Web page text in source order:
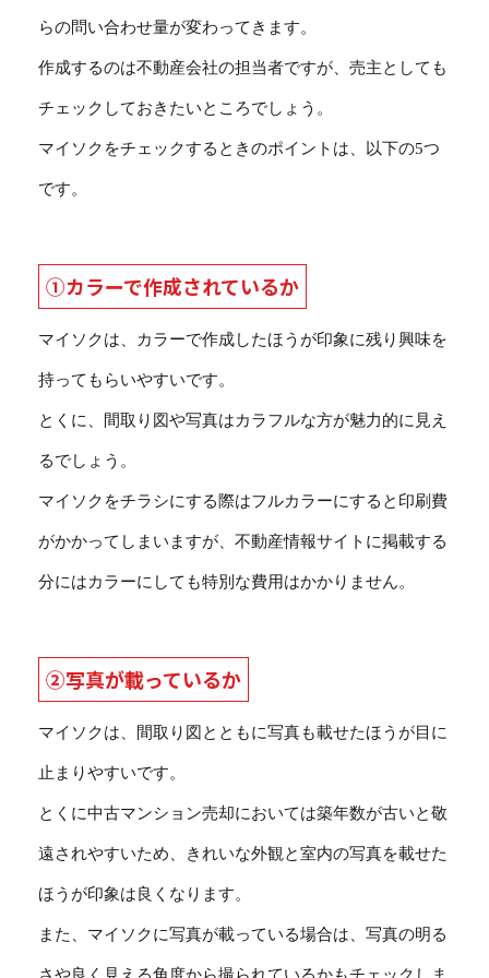
らの問い合わせ量が変わってきます。
作成するのは不動産会社の担当者ですが、売主としても
チェックしておきたいところでしょう。
マイソクをチェックするときのポイントは、以下の5つ
です。
①カラーで作成されているか
マイソクは、カラーで作成したほうが印象に残り興味を
持ってもらいやすいです。
とくに、間取り図や写真はカラフルな方が魅力的に見え
るでしょう。
マイソクをチラシにする際はフルカラーにすると印刷費
がかかってしまいますが、不動産情報サイトに掲載する
分にはカラーにしても特別な費用はかかりません。
②写真が載っているか
マイソクは、間取り図とともに写真も載せたほうが目に
止まりやすいです。
とくに中古マンション売却においては築年数が古いと敬
遠されやすいため、きれいな外観と室内の写真を載せた
ほうが印象は良くなります。
また、マイソクに写真が載っている場合は、写真の明る